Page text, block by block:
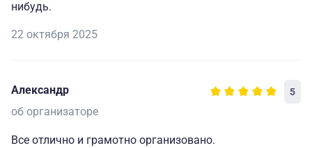
нибудь.
22 октября 2025
Александр 5
об организаторе
Все отлично и грамотно организовано.